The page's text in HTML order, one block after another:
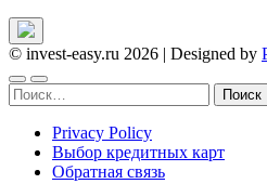
© invest-easy.ru 2026 | Designed by
Найти:
Privacy Policy
Выбор кредитных карт
Обратная связь